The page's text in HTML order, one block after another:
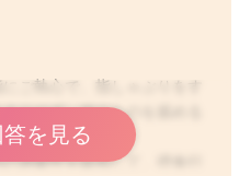
ご執心で、指しゃぶりをす
りせず、他のものを舐める
過敏性を緩和して、摂食行
を見る